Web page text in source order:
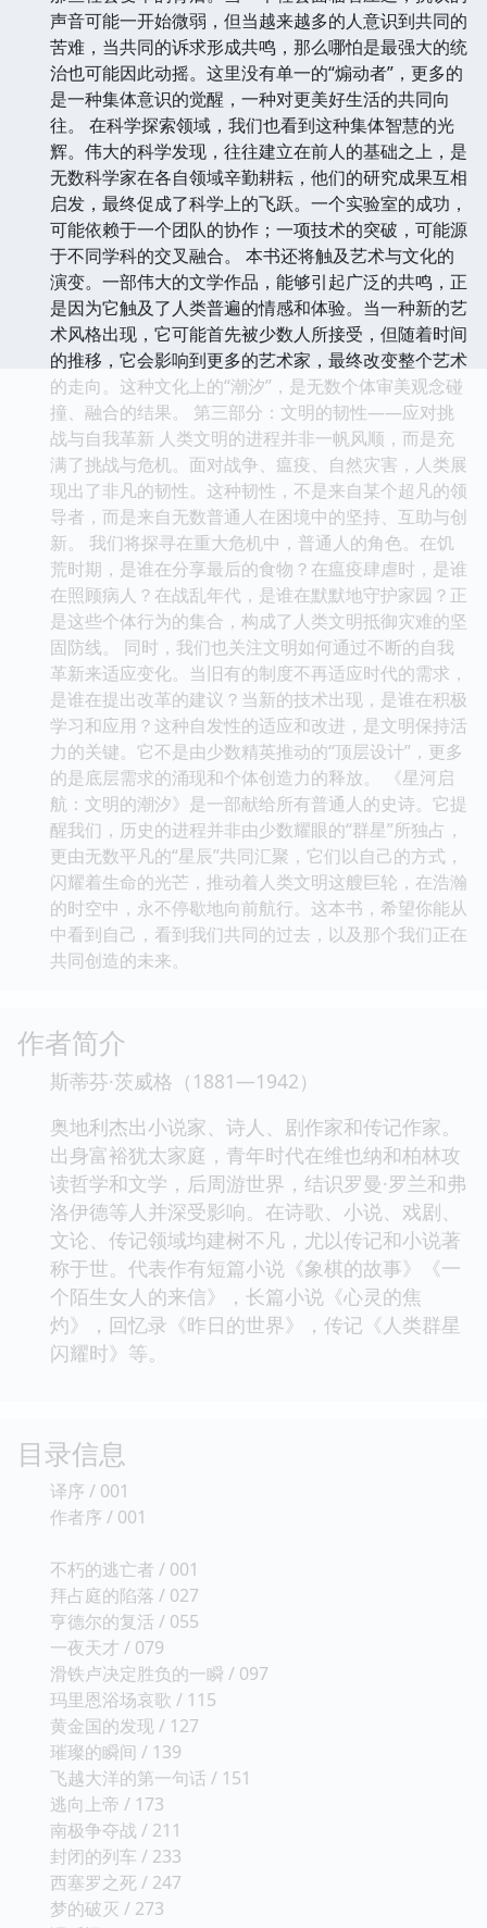
声音可能一开始微弱，但当越来越多的人意识到共同的
苦难，当共同的诉求形成共鸣，那么哪怕是最强大的统
治也可能因此动摇。这里没有单一的“煽动者”，更多的
是一种集体意识的觉醒，一种对更美好生活的共同向
往。 在科学探索领域，我们也看到这种集体智慧的光
辉。伟大的科学发现，往往建立在前人的基础之上，是
无数科学家在各自领域辛勤耕耘，他们的研究成果互相
启发，最终促成了科学上的飞跃。一个实验室的成功，
可能依赖于一个团队的协作；一项技术的突破，可能源
于不同学科的交叉融合。 本书还将触及艺术与文化的
演变。一部伟大的文学作品，能够引起广泛的共鸣，正
是因为它触及了人类普遍的情感和体验。当一种新的艺
术风格出现，它可能首先被少数人所接受，但随着时间
的推移，它会影响到更多的艺术家，最终改变整个艺术
的走向。这种文化上的“潮汐”，是无数个体审美观念碰
撞、融合的结果。 第三部分：文明的韧性——应对挑
战与自我革新 人类文明的进程并非一帆风顺，而是充
满了挑战与危机。面对战争、瘟疫、自然灾害，人类展
现出了非凡的韧性。这种韧性，不是来自某个超凡的领
导者，而是来自无数普通人在困境中的坚持、互助与创
新。 我们将探寻在重大危机中，普通人的角色。在饥
荒时期，是谁在分享最后的食物？在瘟疫肆虐时，是谁
在照顾病人？在战乱年代，是谁在默默地守护家园？正
是这些个体行为的集合，构成了人类文明抵御灾难的坚
固防线。 同时，我们也关注文明如何通过不断的自我
革新来适应变化。当旧有的制度不再适应时代的需求，
是谁在提出改革的建议？当新的技术出现，是谁在积极
学习和应用？这种自发性的适应和改进，是文明保持活
力的关键。它不是由少数精英推动的“顶层设计”，更多
的是底层需求的涌现和个体创造力的释放。 《星河启
航：文明的潮汐》是一部献给所有普通人的史诗。它提
醒我们，历史的进程并非由少数耀眼的“群星”所独占，
更由无数平凡的“星辰”共同汇聚，它们以自己的方式，
闪耀着生命的光芒，推动着人类文明这艘巨轮，在浩瀚
的时空中，永不停歇地向前航行。这本书，希望你能从
中看到自己，看到我们共同的过去，以及那个我们正在
共同创造的未来。
作者简介
斯蒂芬·茨威格（1881—1942）
奥地利杰出小说家、诗人、剧作家和传记作家。
出身富裕犹太家庭，青年时代在维也纳和柏林攻
读哲学和文学，后周游世界，结识罗曼·罗兰和弗
洛伊德等人并深受影响。在诗歌、小说、戏剧、
文论、传记领域均建树不凡，尤以传记和小说著
称于世。代表作有短篇小说《象棋的故事》《一
个陌生女人的来信》，长篇小说《心灵的焦
灼》，回忆录《昨日的世界》，传记《人类群星
闪耀时》等。
目录信息
译序 / 001
作者序 / 001
不朽的逃亡者 / 001
拜占庭的陷落 / 027
亨德尔的复活 / 055
一夜天才 / 079
滑铁卢决定胜负的一瞬 / 097
玛里恩浴场哀歌 / 115
黄金国的发现 / 127
璀璨的瞬间 / 139
飞越大洋的第一句话 / 151
逃向上帝 / 173
南极争夺战 / 211
封闭的列车 / 233
西塞罗之死 / 247
梦的破灭 / 273